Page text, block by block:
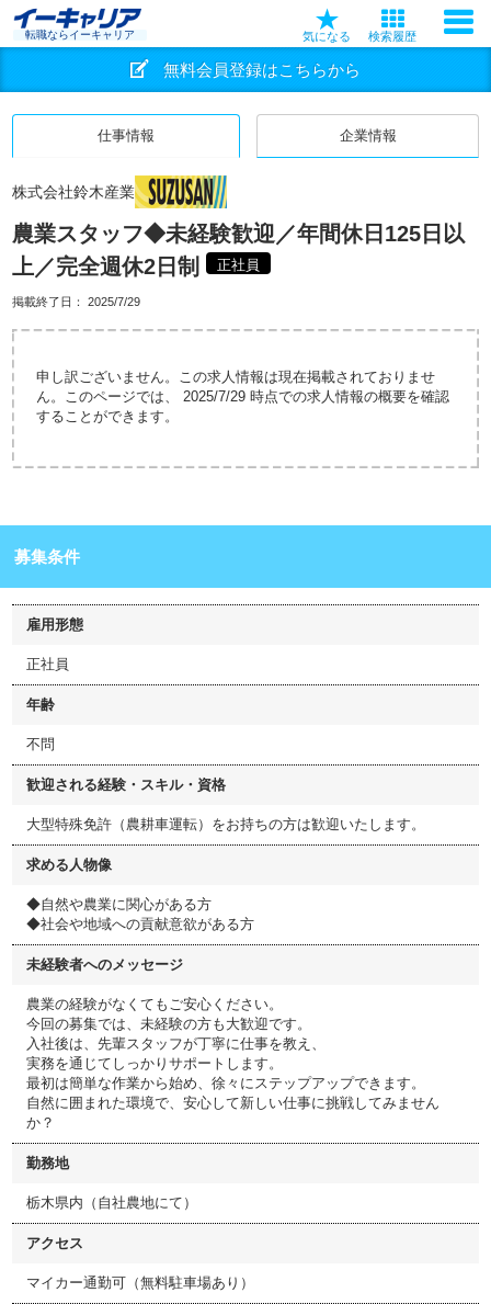
転職ならイーキャリア 気になる 検索履歴
無料会員登録はこちらから
仕事情報 企業情報
株式会社鈴木産業
農業スタッフ◆未経験歓迎／年間休日125日以
上／完全週休2日制
正社員
掲載終了日： 2025/7/29
申し訳ございません。この求人情報は現在掲載されておりませ
ん。このページでは、 2025/7/29 時点での求人情報の概要を確認
することができます。
募集条件
雇用形態
正社員
年齢
不問
歓迎される経験・スキル・資格
大型特殊免許（農耕車運転）をお持ちの方は歓迎いたします。
求める人物像
◆自然や農業に関心がある方
◆社会や地域への貢献意欲がある方
未経験者へのメッセージ
農業の経験がなくてもご安心ください。
今回の募集では、未経験の方も大歓迎です。
入社後は、先輩スタッフが丁寧に仕事を教え、
実務を通じてしっかりサポートします。
最初は簡単な作業から始め、徐々にステップアップできます。
自然に囲まれた環境で、安心して新しい仕事に挑戦してみません
か？
勤務地
栃木県内（自社農地にて）
アクセス
マイカー通勤可（無料駐車場あり）